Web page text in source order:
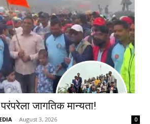
जागतिक मान्यता!
- August 3, 2026 0